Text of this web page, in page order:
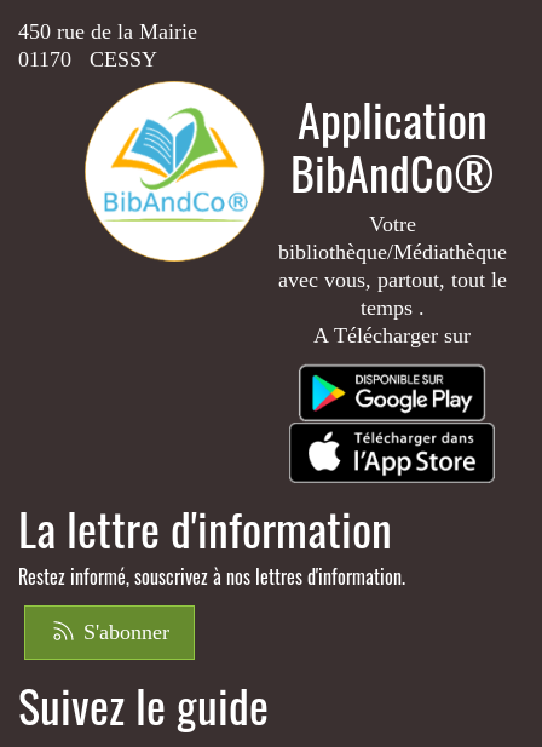
450 rue de la Mairie
01170 CESSY
Application
BibAndCo®
Votre
bibliothèque/Médiathèque
avec vous, partout, tout le
temps .
A Télécharger sur
La lettre d'information
Restez informé, souscrivez à nos lettres d'information.
S'abonner
Suivez le guide